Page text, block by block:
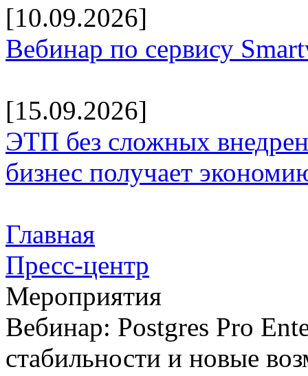
[10.09.2026]
Вебинар по сервису
[15.09.2026]
ЭТП без сложных
бизнес получает
Главная
Пресс-центр
Мероприятия
Вебинар: Postgres Pro
стабильности и новые